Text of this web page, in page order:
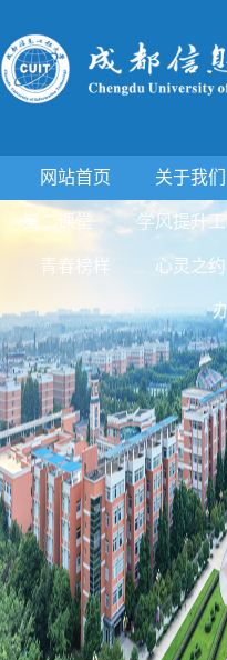
网站首页 关于我们
第二课堂 学风提升
青春榜样 心灵之约